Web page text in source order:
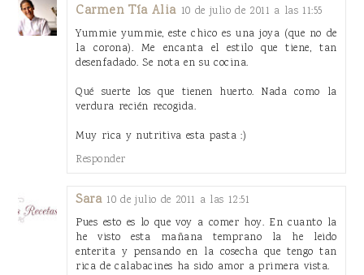
Carmen Tía Alia 10 de julio de 2011 a las 11:55
Yummie yummie, este chico es una joya (que no de
la corona). Me encanta el estilo que tiene, tan
desenfadado. Se nota en su cocina.
Qué suerte los que tienen huerto. Nada como la
verdura recién recogida.
Muy rica y nutritiva esta pasta :)
Responder
Sara 10 de julio de 2011 a las 12:51
Pues esto es lo que voy a comer hoy. En cuanto la
he visto esta mañana temprano la he leido
enterita y pensando en la cosecha que tengo tan
rica de calabacines ha sido amor a primera vista.